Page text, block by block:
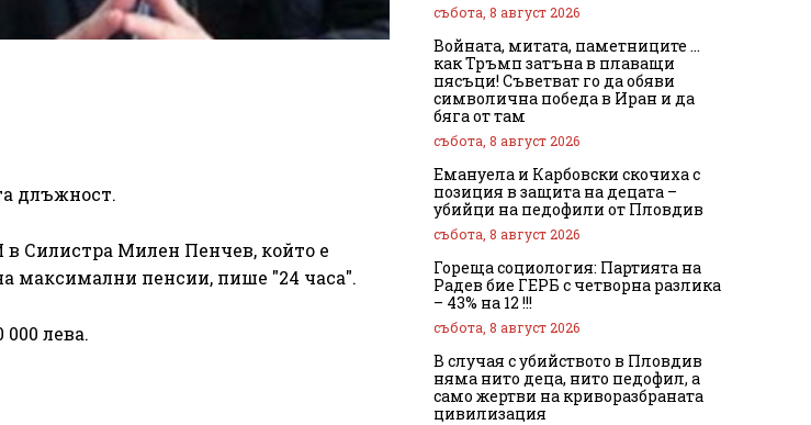
длъжност.
Силистра Милен Пенчев, който е
максимални пенсии, пише "24 часа".
лева.
събота, 8 август 2026
Войната, митата, паметниците …
как Тръмп затъна в плаващи
пясъци! Съветват го да обяви
символична победа в Иран и да
бяга от там
събота, 8 август 2026
Емануела и Карбовски скочиха с
позиция в защита на децата –
убийци на педофили от Пловдив
събота, 8 август 2026
Гореща социология: Партията на
Радев бие ГЕРБ с четворна разлика
– 43% на 12 !!!
събота, 8 август 2026
В случая с убийството в Пловдив
няма нито деца, нито педофил, а
само жертви на криворазбраната
цивилизация